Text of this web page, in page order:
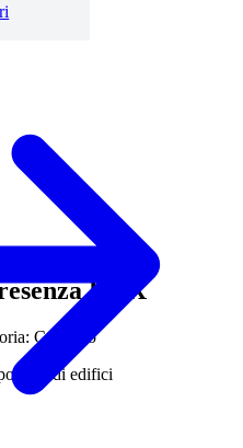
KNX
Catalogo
di edifici